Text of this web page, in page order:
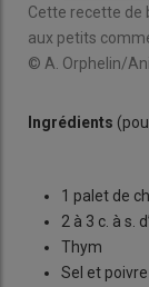
Cette recette de
aux petits
© A. Orphelin/
Ingrédients
1 palet de
2 à 3 c. à s.
Thym
Sel et poivre